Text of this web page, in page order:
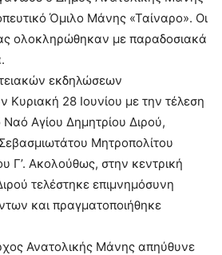
Όμιλο Μάνης «Ταίναρο». Οι
ολοκληρώθηκαν με παραδοσιακά
εκδηλώσεων
Κυριακή 28 Ιουνίου με την τέλεση
Αγίου Δημητρίου Διρού,
Μητροπολίτου
Γ’. Ακολούθως, στην κεντρική
τελέστηκε επιμνημόσυνη
και πραγματοποιήθηκε
Ανατολικής Μάνης απηύθυνε